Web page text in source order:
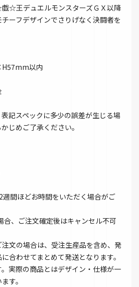
☆王デュエルモンスターズＧＸ以降
ーフデザインでさりげなく決闘者を
以内
記スペックに多少の誤差が生じる場
じめご了承ください。
週間ほどお時間をいただく場合がご
合、ご注文確定後はキャンセル不可
文の場合は、受注生産品を含め、発
合わせてまとめて発送となります。
実際の商品とはデザイン・仕様が一
す。